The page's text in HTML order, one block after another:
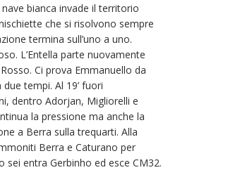
bianca invade il territorio
che si risolvono sempre
termina sull’uno a uno.
L’Entella parte nuovamente
Ci prova Emmanuello da
tempi. Al 19’ fuori
dentro Adorjan, Migliorelli e
la pressione ma anche la
a Berra sulla trequarti. Alla
Berra e Caturano per
entra Gerbinho ed esce CM32.